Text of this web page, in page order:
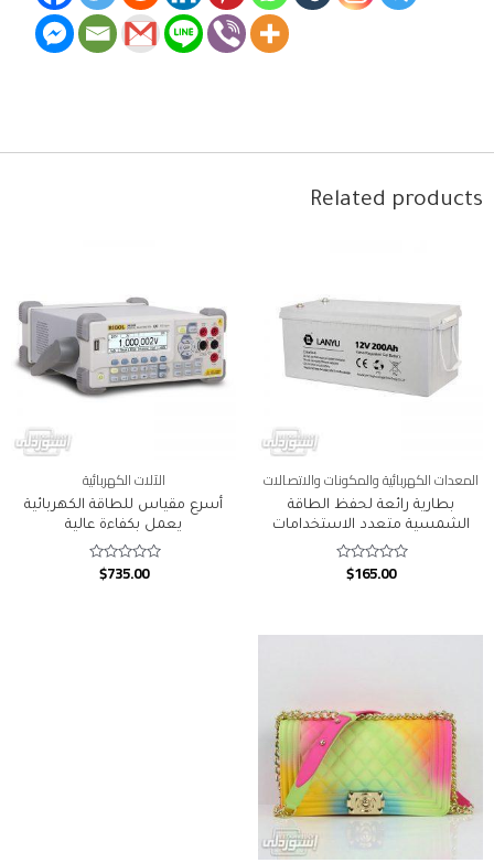
Related products
المعدات الكهربائية والمكونات والاتصالات
بطارية رائعة لحفظ الطاقة
الشمسية متعدد الاستخدامات
Rated
$165.00
الآلات الكهربائية
أسرع مقياس للطاقة الكهربائية
يعمل بكفاءة عالية
Rated
$735.00